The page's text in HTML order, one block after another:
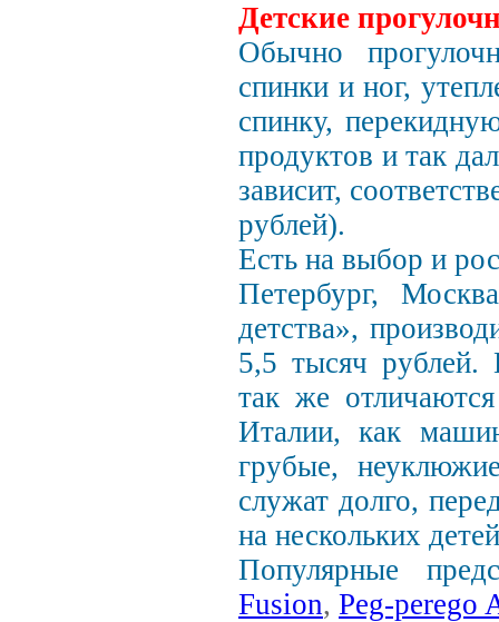
Детские
Обычно
спинки и ног,
спинку,
продуктов и так
зависит,
рублей).
Есть на выбор и
Петербург,
детства»,
5,5 тысяч рублей.
так же
Италии, как
грубые,
служат долго,
на нескольких
Популярные
Fusion, Peg-perego